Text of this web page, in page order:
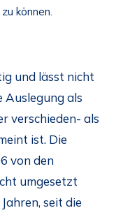
können.
und lässt nicht
Auslegung als
verschieden- als
ist. Die
von den
umgesetzt
seit die